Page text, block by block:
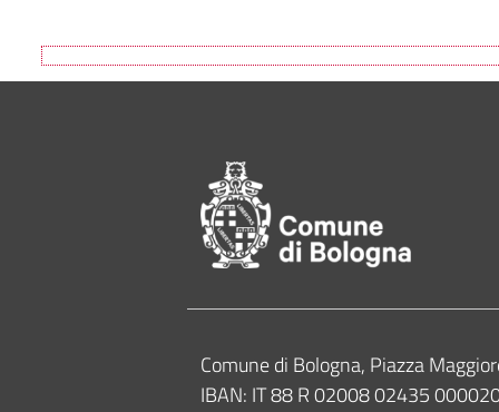
Contacts
Comune di Bologna, Piazza
IBAN: IT 88 R 02008 02435